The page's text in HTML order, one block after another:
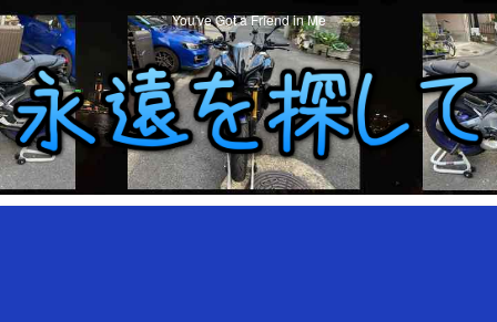
You've Got a Friend in Me